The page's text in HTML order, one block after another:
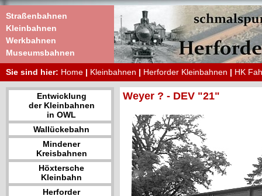
Straßenbahnen
Kleinbahnen
Werkbahnen
Museumsbahnen
Sie sind hier: Home | Kleinbahnen | Herforder Kleinbahnen | HK
Entwicklung
der Kleinbahnen
in OWL
Wallückebahn
Mindener
Kreisbahnen
Höxtersche
Kleinbahn
Herforder
Weyer ? - DEV "21"